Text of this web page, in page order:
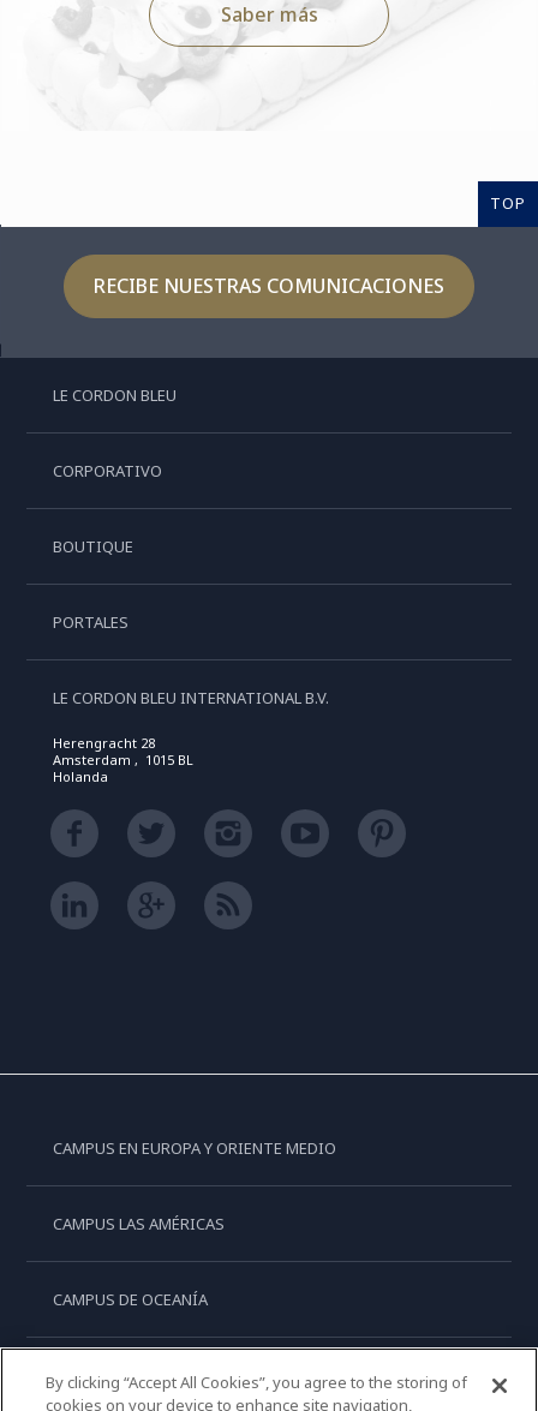
Saber más
TOP
RECIBE NUESTRAS COMUNICACIONES
LE CORDON BLEU
CORPORATIVO
BOUTIQUE
PORTALES
LE CORDON BLEU INTERNATIONAL B.V.
Herengracht 28
Amsterdam , 1015 BL
Holanda
CAMPUS EN EUROPA Y ORIENTE MEDIO
CAMPUS LAS AMÉRICAS
CAMPUS DE OCEANÍA
CAMPUS DE ASIA
By clicking “Accept All Cookies”, you agree to the storing of
cookies on your device to enhance site navigation,